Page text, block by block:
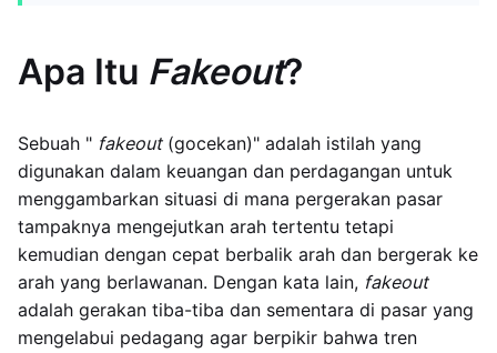
Apa Itu Fakeout?
Sebuah " fakeout(gocekan)" adalah istilah yang
digunakan dalam keuangan dan perdagangan untuk
menggambarkan situasi di mana pergerakan pasar
tampaknya mengejutkan arah tertentu tetapi
kemudian dengan cepat berbalik arah dan bergerak ke
arah yang berlawanan. Dengan kata lain, fakeout
adalah gerakan tiba-tiba dan sementara di pasar yang
mengelabui pedagang agar berpikir bahwa tren